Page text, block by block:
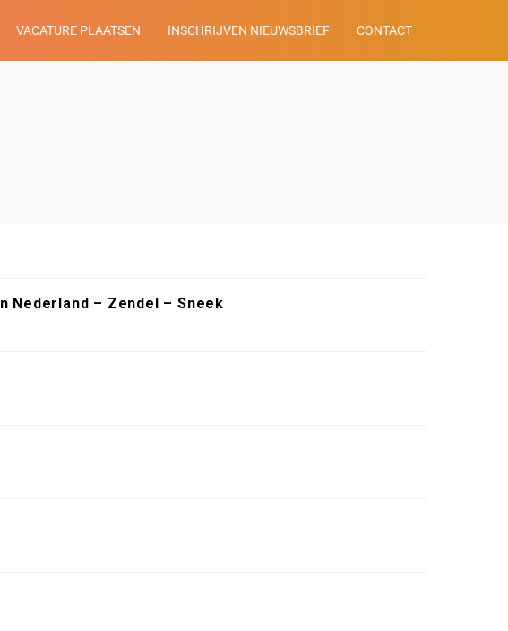
VACATURE PLAATSEN INSCHRIJVEN NIEUWSBRIEF CONTACT
Nederland – Zendel – Sneek